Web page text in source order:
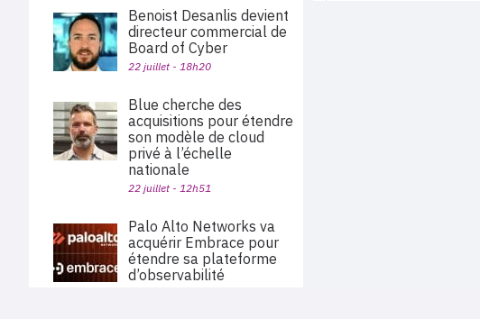
Benoist Desanlis devient
directeur commercial de
Board of Cyber
22 juillet - 18h20
Blue cherche des
acquisitions pour étendre
son modèle de cloud
privé à l’échelle
nationale
22 juillet - 12h51
Palo Alto Networks va
acquérir Embrace pour
étendre sa plateforme
d’observabilité